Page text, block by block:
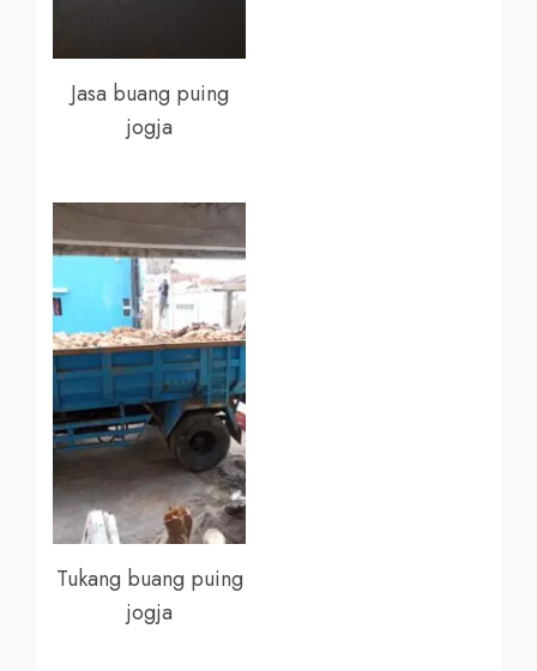
Jasa buang puing
jogja
Tukang buang puing
jogja